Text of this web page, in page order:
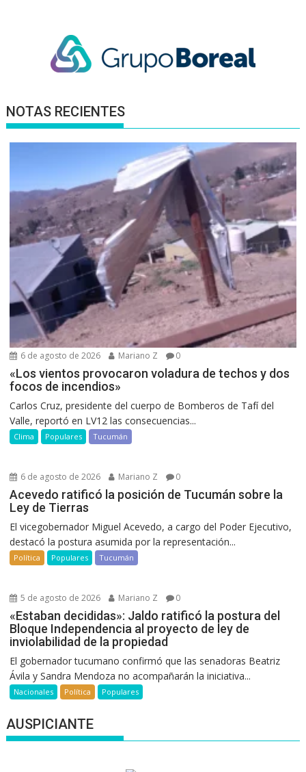
NOTAS RECIENTES
6 de agosto de 2026 Mariano Z 0
«Los vientos provocaron voladura de techos y dos
focos de incendios»
Carlos Cruz, presidente del cuerpo de Bomberos de Tafí del
Valle, reportó en LV12 las consecuencias...
Clima Populares Tucumán
6 de agosto de 2026 Mariano Z 0
Acevedo ratificó la posición de Tucumán sobre la
Ley de Tierras
El vicegobernador Miguel Acevedo, a cargo del Poder Ejecutivo,
destacó la postura asumida por la representación...
Política Populares Tucumán
5 de agosto de 2026 Mariano Z 0
«Estaban decididas»: Jaldo ratificó la postura del
Bloque Independencia al proyecto de ley de
inviolabilidad de la propiedad
El gobernador tucumano confirmó que las senadoras Beatriz
Ávila y Sandra Mendoza no acompañarán la iniciativa...
Nacionales Política Populares
AUSPICIANTE